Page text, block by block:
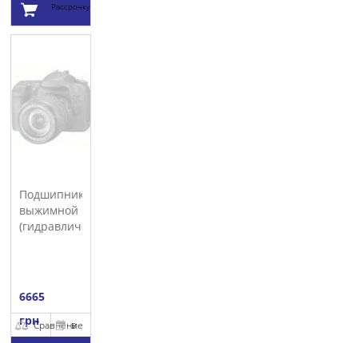
Рассрочку
корзину
Подшипник
выжимной
(гидравлический)
6665
грнСравнение
В